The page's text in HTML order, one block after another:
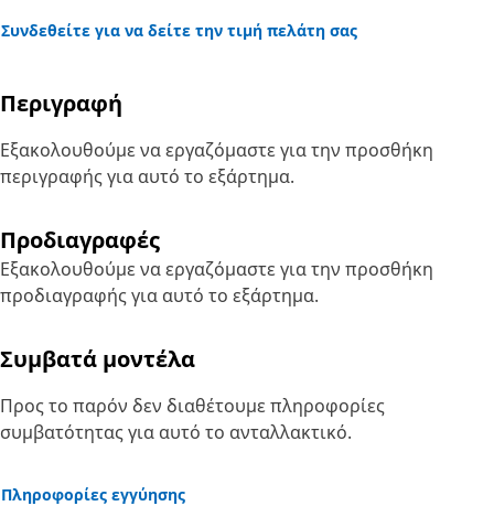
Συνδεθείτε για να δείτε την τιμή πελάτη σας
Περιγραφή
Εξακολουθούμε να εργαζόμαστε για την προσθήκη
περιγραφής για αυτό το εξάρτημα.
Προδιαγραφές
Εξακολουθούμε να εργαζόμαστε για την προσθήκη
προδιαγραφής για αυτό το εξάρτημα.
Συμβατά μοντέλα
Προς το παρόν δεν διαθέτουμε πληροφορίες
συμβατότητας για αυτό το ανταλλακτικό.
Πληροφορίες εγγύησης